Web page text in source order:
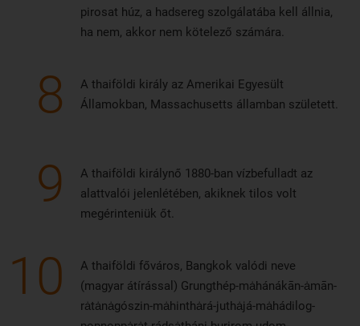
pirosat húz, a hadsereg szolgálatába kell állnia,
ha nem, akkor nem kötelező számára.
8
A thaiföldi király az Amerikai Egyesült
Államokban, Massachusetts államban született.
9
A thaiföldi királynő 1880-ban vízbefulladt az
alattvalói jelenlétében, akiknek tilos volt
megérinteniük őt.
10
A thaiföldi főváros, Bangkok valódi neve
(magyar átírással) Grungthép-mȧhánákān-ȧmān-
rȧtȧnȧgószin-mȧhinthȧrá-juthȧjá-mȧhádilog-